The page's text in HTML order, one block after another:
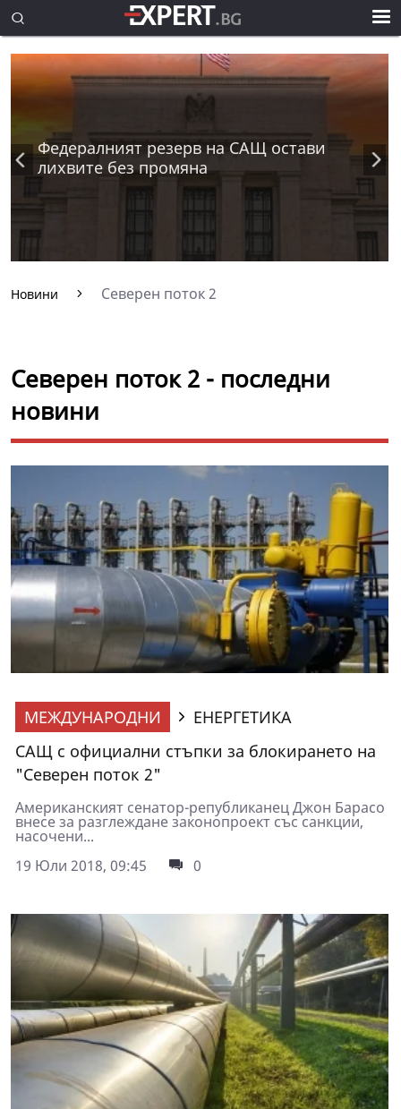
Федералният резерв на САЩ остави
лихвите без промяна
Новини Северен поток 2
Северен поток 2 - последни
новини
МЕЖДУНАРОДНИ
ЕНЕРГЕТИКА
САЩ с официални стъпки за блокирането на
"Северен поток 2"
Американският сенатор-републиканец Джон Барасо
внесе за разглеждане законопроект със санкции,
насочени...
19 Юли 2018, 09:45
0